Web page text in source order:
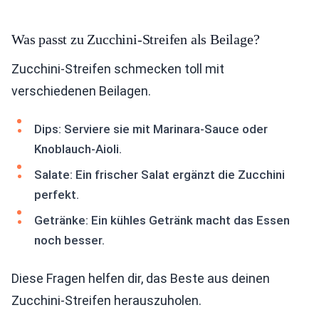
Was passt zu Zucchini-Streifen als Beilage?
Zucchini-Streifen schmecken toll mit
verschiedenen Beilagen.
Dips: Serviere sie mit Marinara-Sauce oder
Knoblauch-Aioli.
Salate: Ein frischer Salat ergänzt die Zucchini
perfekt.
Getränke: Ein kühles Getränk macht das Essen
noch besser.
Diese Fragen helfen dir, das Beste aus deinen
Zucchini-Streifen herauszuholen.